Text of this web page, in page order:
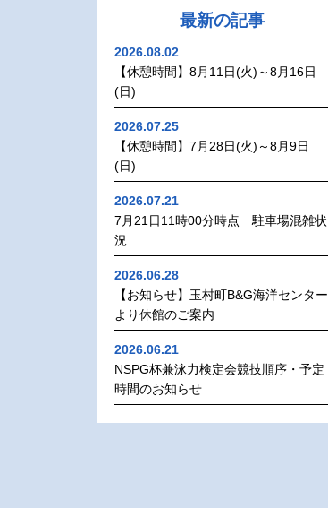
最新の記事
2026.08.02
【休憩時間】8月11日(火)～8月16日
(日)
2026.07.25
【休憩時間】7月28日(火)～8月9日
(日)
2026.07.21
7月21日11時00分時点 駐車場混雑状
況
2026.06.28
【お知らせ】玉村町B&G海洋センター
より休館のご案内
2026.06.21
NSPG杯兼泳力検定会競技順序・予定
時間のお知らせ